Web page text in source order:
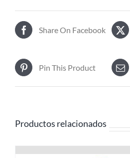
Share On Facebook
Pin This Product
Productos relacionados